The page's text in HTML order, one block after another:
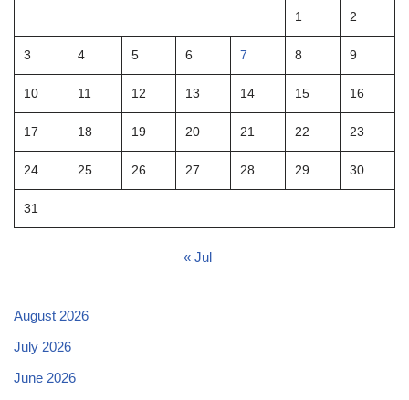
1 2
3 4 5 6 7 8 9
10 11 12 13 14 15 16
17 18 19 20 21 22 23
24 25 26 27 28 29 30
31
« Jul
August 2026
July 2026
June 2026